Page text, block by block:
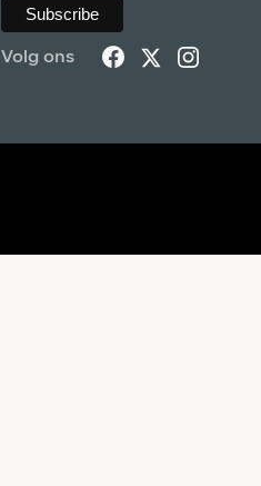
Volg ons